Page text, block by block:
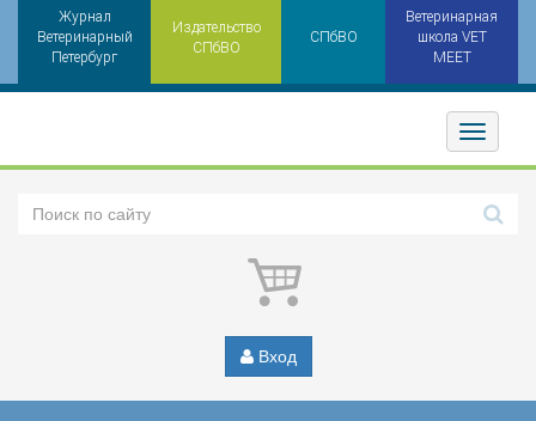
Журнал
Ветеринарный
Петербург
Издательство
СПбВО
СПбВО
Ветеринарная
школа VET
MEET
Toggler
Вход